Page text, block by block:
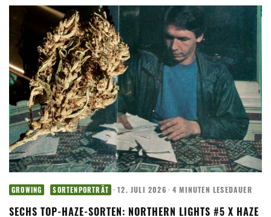
GROWING SORTENPORTRÄT · 12. JULI 2026 · 4 MINUTEN LESEDAUER
SECHS TOP-HAZE-SORTEN: NORTHERN LIGHTS #5 X HAZE